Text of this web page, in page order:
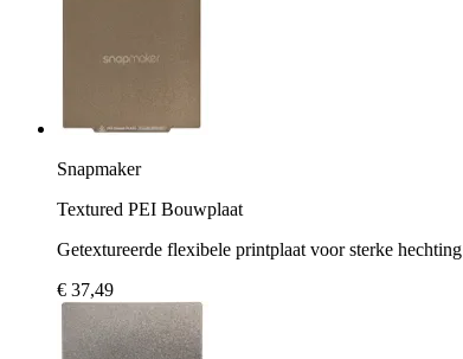
Snapmaker
Textured PEI Bouwplaat
Getextureerde flexibele printplaat voor sterke hechting
€ 37,49